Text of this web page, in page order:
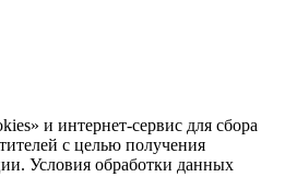
и интернет-сервис для сбора
с целью получения
Условия обработки данных